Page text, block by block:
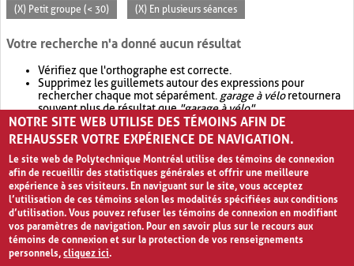
(X) Petit groupe (< 30) (X) En plusieurs séances
Votre recherche n'a donné aucun résultat
Vérifiez que l'orthographe est correcte.
Supprimez les guillemets autour des expressions pour
rechercher chaque mot séparément. garage à véloretournera
souvent plus de résultat que"garage à vélo".
Envisagez d'élargir votre recherche avec OR.garage OR vélo
retournera souvent plus de résultat quegarage à vélo
NOTRE SITE WEB UTILISE DES TÉMOINS AFIN DE
REHAUSSER VOTRE EXPÉRIENCE DE NAVIGATION.
Le site web de Polytechnique Montréal utilise des témoins de connexion
afin de recueillir des statistiques générales et offrir une meilleure
expérience à ses visiteurs. En naviguant sur le site, vous acceptez
l’utilisation de ces témoins selon les modalités spécifiées aux conditions
d’utilisation. Vous pouvez refuser les témoins de connexion en modifiant
vos paramètres de navigation. Pour en savoir plus sur le recours aux
témoins de connexion et sur la protection de vos renseignements
personnels,cliquez ici.